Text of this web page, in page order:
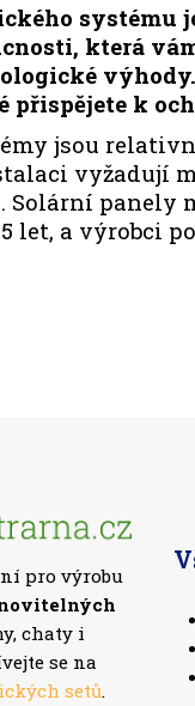
systému
která
přispějete k
jsou
vyžadují
Solární panely
let, a výrobci
pro výrobu
chaty i
se na
setů.